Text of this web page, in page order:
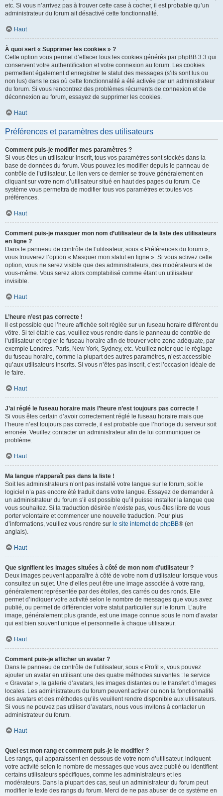
etc. Si vous n’arrivez pas à trouver cette case à cocher, il est probable qu’un
administrateur du forum ait désactivé cette fonctionnalité.
Haut
À quoi sert « Supprimer les cookies » ?
Cette option vous permet d’effacer tous les cookies générés par phpBB 3.3 qui
conservent votre authentification et votre connexion au forum. Les cookies
permettent également d’enregistrer le statut des messages (s’ils sont lus ou
non lus) dans le cas où cette fonctionnalité a été activée par un administrateur
du forum. Si vous rencontrez des problèmes récurrents de connexion et de
déconnexion au forum, essayez de supprimer les cookies.
Haut
Préférences et paramètres des utilisateurs
Comment puis-je modifier mes paramètres ?
Si vous êtes un utilisateur inscrit, tous vos paramètres sont stockés dans la
base de données du forum. Vous pouvez les modifier depuis le panneau de
contrôle de l’utilisateur. Le lien vers ce dernier se trouve généralement en
cliquant sur votre nom d’utilisateur situé en haut des pages du forum. Ce
système vous permettra de modifier tous vos paramètres et toutes vos
préférences.
Haut
Comment puis-je masquer mon nom d’utilisateur de la liste des utilisateurs
en ligne ?
Dans le panneau de contrôle de l’utilisateur, sous « Préférences du forum »,
vous trouverez l’option « Masquer mon statut en ligne ». Si vous activez cette
option, vous ne serez visible que des administrateurs, des modérateurs et de
vous-même. Vous serez alors comptabilisé comme étant un utilisateur
invisible.
Haut
L’heure n’est pas correcte !
Il est possible que l’heure affichée soit réglée sur un fuseau horaire différent du
vôtre. Si tel était le cas, veuillez vous rendre dans le panneau de contrôle de
l’utilisateur et régler le fuseau horaire afin de trouver votre zone adéquate, par
exemple Londres, Paris, New York, Sydney, etc. Veuillez noter que le réglage
du fuseau horaire, comme la plupart des autres paramètres, n’est accessible
qu’aux utilisateurs inscrits. Si vous n’êtes pas inscrit, c’est l’occasion idéale de
le faire.
Haut
J’ai réglé le fuseau horaire mais l’heure n’est toujours pas correcte !
Si vous êtes certain d’avoir correctement réglé le fuseau horaire mais que
l’heure n’est toujours pas correcte, il est probable que l’horloge du serveur soit
erronée. Veuillez contacter un administrateur afin de lui communiquer ce
problème.
Haut
Ma langue n’apparaît pas dans la liste !
Soit les administrateurs n’ont pas installé votre langue sur le forum, soit le
logiciel n’a pas encore été traduit dans votre langue. Essayez de demander à
un administrateur du forum s’il est possible qu’il puisse installer la langue que
vous souhaitez. Si la traduction désirée n’existe pas, vous êtes libre de vous
porter volontaire et commencer une nouvelle traduction. Pour plus
d’informations, veuillez vous rendre sur le site internet de phpBB® (en
anglais).
Haut
Que signifient les images situées à côté de mon nom d’utilisateur ?
Deux images peuvent apparaître à côté de votre nom d’utilisateur lorsque vous
consultez un sujet. Une d’elles peut être une image associée à votre rang,
généralement représentée par des étoiles, des carrés ou des ronds. Elle
permet d’indiquer votre activité selon le nombre de messages que vous avez
publié, ou permet de différencier votre statut particulier sur le forum. L’autre
image, généralement plus grande, est une image connue sous le nom d’avatar
qui est bien souvent unique et personnelle à chaque utilisateur.
Haut
Comment puis-je afficher un avatar ?
Dans le panneau de contrôle de l’utilisateur, sous « Profil », vous pouvez
ajouter un avatar en utilisant une des quatre méthodes suivantes : le service
« Gravatar », la galerie d’avatars, les images distantes ou le transfert d’images
locales. Les administrateurs du forum peuvent activer ou non la fonctionnalité
des avatars et des méthodes qu’ils veuillent rendre disponible aux utilisateurs.
Si vous ne pouvez pas utiliser d’avatars, nous vous invitons à contacter un
administrateur du forum.
Haut
Quel est mon rang et comment puis-je le modifier ?
Les rangs, qui apparaissent en dessous de votre nom d’utilisateur, indiquent
votre activité selon le nombre de messages que vous avez publié ou identifient
certains utilisateurs spécifiques, comme les administrateurs et les
modérateurs. Dans la plupart des cas, seul un administrateur du forum peut
modifier le texte des rangs du forum. Merci de ne pas abuser de ce système en